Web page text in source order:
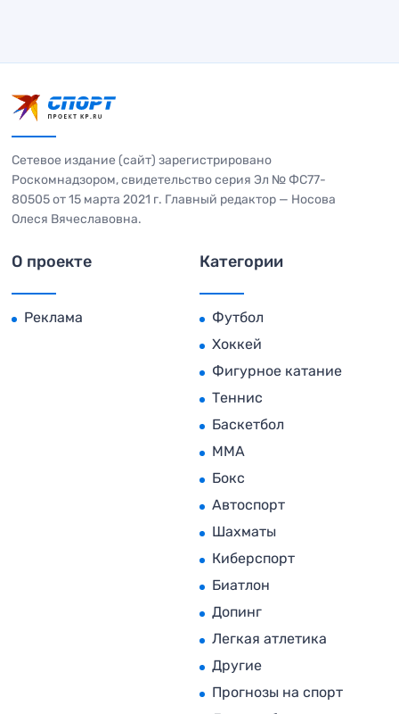
Сетевое издание (сайт) зарегистрировано
Роскомнадзором, свидетельство серия Эл № ФС77-
80505 от 15 марта 2021 г. Главный редактор — Носова
Олеся Вячеславовна.
О проекте
Реклама
Категории
Футбол
Хоккей
Фигурное катание
Теннис
Баскетбол
MMA
Бокс
Автоспорт
Шахматы
Киберспорт
Биатлон
Допинг
Легкая атлетика
Другие
Прогнозы на спорт